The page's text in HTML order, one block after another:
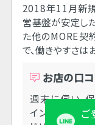
2018年11月新規
営基盤が安定し
た他のMORE契
で、働きやすさは
お店の口
週末に伺い、
インで待機はご